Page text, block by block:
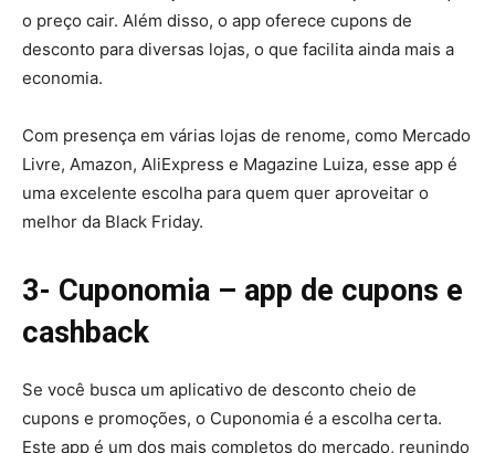
o preço cair. Além disso, o app oferece cupons de
desconto para diversas lojas, o que facilita ainda mais a
economia.
Com presença em várias lojas de renome, como Mercado
Livre, Amazon, AliExpress e Magazine Luiza, esse app é
uma excelente escolha para quem quer aproveitar o
melhor da Black Friday.
3- Cuponomia – app de cupons e
cashback
Se você busca um aplicativo de desconto cheio de
cupons e promoções, o Cuponomia é a escolha certa.
Este app é um dos mais completos do mercado, reunindo